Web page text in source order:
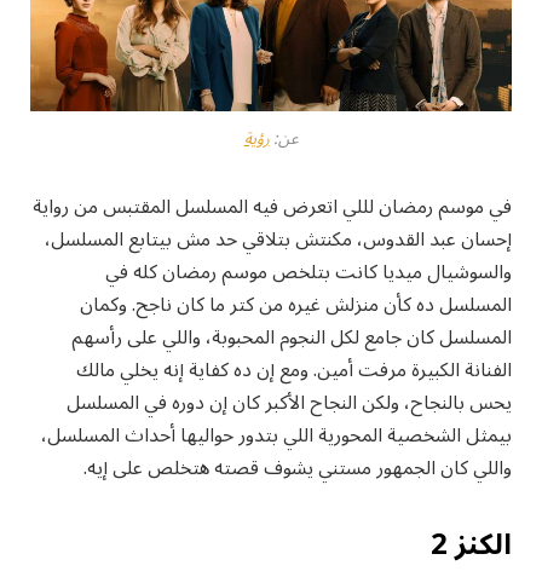
عن:رؤية
في موسم رمضان لللي اتعرض فيه المسلسل المقتبس من رواية
إحسان عبد القدوس، مكنتش بتلاقي حد مش بيتابع المسلسل،
والسوشيال ميديا كانت بتلخص موسم رمضان كله في
المسلسل ده كأن منزلش غيره من كتر ما كان ناجح. وكمان
المسلسل كان جامع لكل النجوم المحبوبة، واللي على رأسهم
الفنانة الكبيرة مرفت أمين. ومع إن ده كفاية إنه يخلي مالك
يحس بالنجاح، ولكن النجاح الأكبر كان إن دوره في المسلسل
بيمثل الشخصية المحورية اللي بتدور حواليها أحداث المسلسل،
واللي كان الجمهور مستني يشوف قصته هتخلص على إيه.
الكنز 2